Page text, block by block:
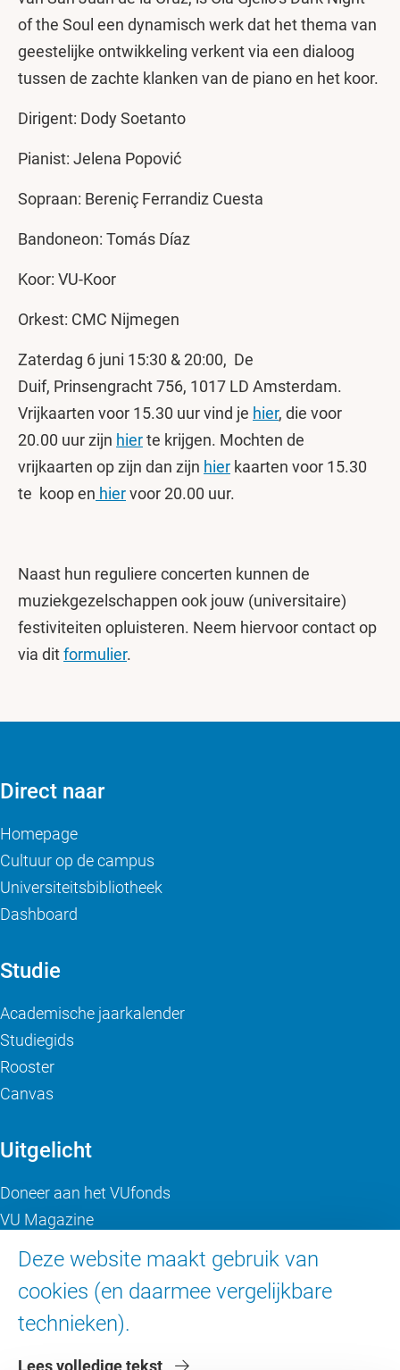
of the Soul een dynamisch werk dat het thema van
geestelijke ontwikkeling verkent via een dialoog
tussen de zachte klanken van de piano en het koor.
Dirigent: Dody Soetanto
Pianist: Jelena Popović
Sopraan: Bereniç Ferrandiz Cuesta
Bandoneon: Tomás Díaz
Koor: VU-Koor
Orkest: CMC Nijmegen
Zaterdag 6 juni 15:30 & 20:00, De
Duif, Prinsengracht 756, 1017 LD Amsterdam.
Vrijkaarten voor 15.30 uur vind je hier, die voor
20.00 uur zijn hierte krijgen. Mochten de
vrijkaarten op zijn dan zijn hier kaarten voor 15.30
te koop en hiervoor 20.00 uur.
Naast hun reguliere concerten kunnen de
muziekgezelschappen ook jouw (universitaire)
festiviteiten opluisteren. Neem hiervoor contact op
via ditformulier.
Deze website maakt gebruik van
cookies (en daarmee vergelijkbare
technieken).
Lees volledige tekst
Direct naar
Homepage
Cultuur op de campus
Universiteitsbibliotheek
Dashboard
Studie
Academische jaarkalender
Studiegids
Rooster
Canvas
Uitgelicht
Doneer aan het VUfonds
VU Magazine
Over de VU